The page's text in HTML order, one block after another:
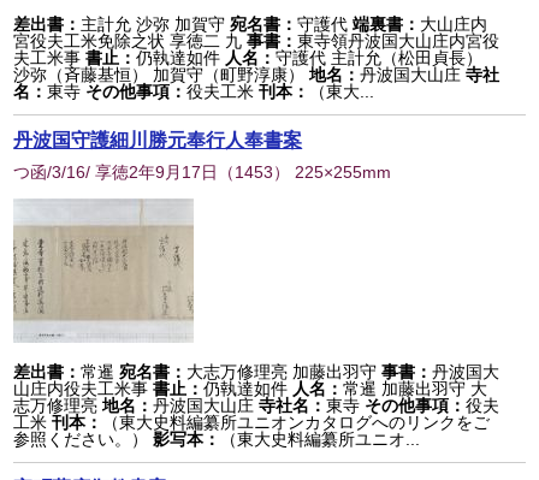
差出書： 主計允 沙弥 加賀守 宛名書：守護代 端裏書： 大山庄内
宮役夫工米免除之状 享徳二 九 事書：東寺領丹波国大山庄内宮役
夫工米事 書止：仍執達如件 人名：守護代 主計允（松田貞長）
沙弥（斉藤基恒） 加賀守（町野淳康）
地名：丹波国大山庄 寺社
名：東寺 その他事項：役夫工米 刊本： （東大...
丹波国守護細川勝元奉行人奉書案
つ函/3/16/ 享徳2年9月17日 （1453） 225×255mm
差出書：常暹 宛名書： 大志万修理亮 加藤出羽守 事書：丹波国大
山庄内役夫工米事 書止：仍執達如件 人名：常暹 加藤出羽守 大
志万修理亮 地名：丹波国大山庄 寺社名：東寺 その他事項：役夫
工米 刊本：
（東大史料編纂所ユニオンカタログへのリンクをご
参照ください。）
影写本： （東大史料編纂所ユニオ...